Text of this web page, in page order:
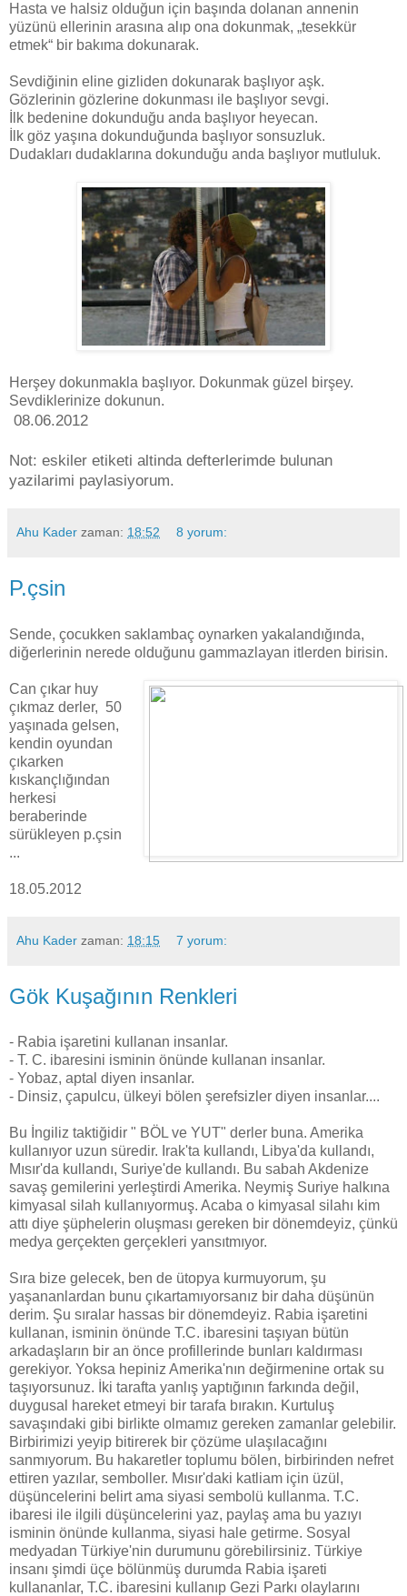
Hasta ve halsiz olduğun için başında dolanan annenin
yüzünü ellerinin arasına alıp ona dokunmak, „tesekkür
etmek“ bir bakıma dokunarak.
Sevdiğinin eline gizliden dokunarak başlıyor aşk.
Gözlerinin gözlerine dokunması ile başlıyor sevgi.
İlk bedenine dokunduğu anda başlıyor heyecan.
İlk göz yaşına dokunduğunda başlıyor sonsuzluk.
Dudakları dudaklarına dokunduğu anda başlıyor mutluluk.
Herşey dokunmakla başlıyor. Dokunmak güzel birşey.
Sevdiklerinize dokunun.
08.06.2012
Not: eskiler etiketi altinda defterlerimde bulunan
yazilarimi paylasiyorum.
Ahu Kader zaman: 18:52 8 yorum:
P.çsin
Sende, çocukken saklambaç oynarken yakalandığında,
diğerlerinin nerede olduğunu gammazlayan itlerden birisin.
Can çıkar huy
çıkmaz derler, 50
yaşınada gelsen,
kendin oyundan
çıkarken
kıskançlığından
herkesi
beraberinde
sürükleyen p.çsin
...
18.05.2012
Ahu Kader zaman: 18:15 7 yorum:
Gök Kuşağının Renkleri
- Rabia işaretini kullanan insanlar.
- T. C. ibaresini isminin önünde kullanan insanlar.
- Yobaz, aptal diyen insanlar.
- Dinsiz, çapulcu, ülkeyi bölen şerefsizler diyen insanlar....
Bu İngiliz taktiğidir " BÖL ve YUT" derler buna. Amerika
kullanıyor uzun süredir. Irak'ta kullandı, Libya'da kullandı,
Mısır'da kullandı, Suriye'de kullandı. Bu sabah Akdenize
savaş gemilerini yerleştirdi Amerika. Neymiş Suriye halkına
kimyasal silah kullanıyormuş. Acaba o kimyasal silahı kim
attı diye şüphelerin oluşması gereken bir dönemdeyiz, çünkü
medya gerçekten gerçekleri yansıtmıyor.
Sıra bize gelecek, ben de ütopya kurmuyorum, şu
yaşananlardan bunu çıkartamıyorsanız bir daha düşünün
derim. Şu sıralar hassas bir dönemdeyiz. Rabia işaretini
kullanan, isminin önünde T.C. ibaresini taşıyan bütün
arkadaşların bir an önce profillerinde bunları kaldırması
gerekiyor. Yoksa hepiniz Amerika'nın değirmenine ortak su
taşıyorsunuz. İki tarafta yanlış yaptığının farkında değil,
duygusal hareket etmeyi bir tarafa bırakın. Kurtuluş
savaşındaki gibi birlikte olmamız gereken zamanlar gelebilir.
Birbirimizi yeyip bitirerek bir çözüme ulaşılacağını
sanmıyorum. Bu hakaretler toplumu bölen, birbirinden nefret
ettiren yazılar, semboller. Mısır'daki katliam için üzül,
düşüncelerini belirt ama siyasi sembolü kullanma. T.C.
ibaresi ile ilgili düşüncelerini yaz, paylaş ama bu yazıyı
isminin önünde kullanma, siyasi hale getirme. Sosyal
medyadan Türkiye'nin durumunu görebilirsiniz. Türkiye
insanı şimdi üçe bölünmüş durumda Rabia işareti
kullananlar, T.C. ibaresini kullanıp Gezi Parkı olaylarını